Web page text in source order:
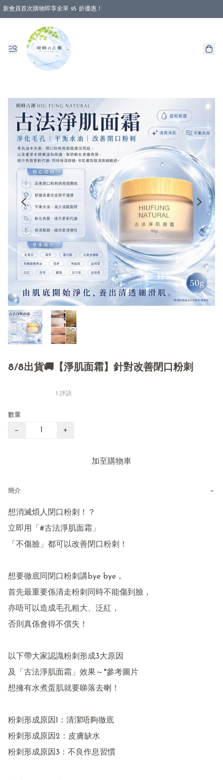
新會員首次購物即享全單 95 折優惠！
8/8出貨🚚【淨肌面霜】針對改善閉口粉刺
1 評語
數量
− +
加至購物車
簡介 −
想消滅煩人閉口粉刺！？
立即用「#古法淨肌面霜」
「不傷臉」都可以改善閉口粉刺！
想要徹底同閉口粉刺講bye bye，
首先最重要係清走粉刺同時不能傷到臉，
亦唔可以造成毛孔粗大、泛紅，
否則真係會得不償失！
以下帶大家認識粉刺形成3大原因
及「古法淨肌面霜」效果～*參考圖片
想擁有水煮蛋肌就要睇落去喇！
粉刺形成原因1：清潔唔夠徹底
粉刺形成原因2：皮膚缺水
粉刺形成原因3：不良作息習慣